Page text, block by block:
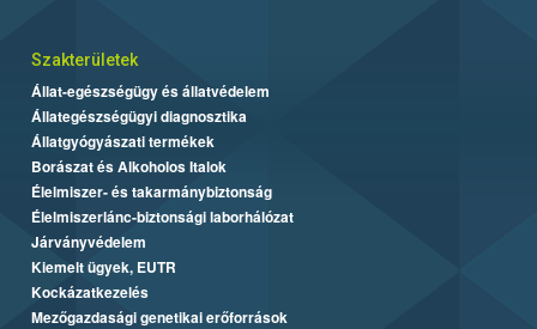
Szakterületek
Állat-egészségügy és állatvédelem
Állategészségügyi diagnosztika
Állatgyógyászati termékek
Borászat és Alkoholos Italok
Élelmiszer- és takarmánybiztonság
Élelmiszerlánc-biztonsági laborhálózat
Járványvédelem
Kiemelt ügyek, EUTR
Kockázatkezelés
Mezőgazdasági genetikai erőforrások